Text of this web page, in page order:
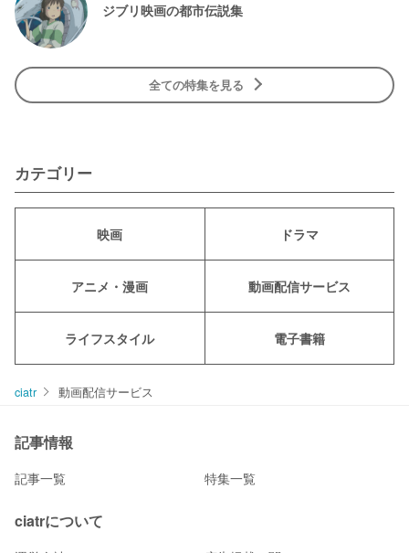
ジブリ映画の都市伝説集
全ての特集を見る
カテゴリー
映画 ドラマ
アニメ・漫画 動画配信サービス
ライフスタイル 電子書籍
ciatr 動画配信サービス
記事情報
記事一覧 特集一覧
ciatrについて